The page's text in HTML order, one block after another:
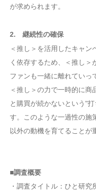
が求められます。
2. 継続性の確保
＜推し＞を活用したキャ
く依存するため、＜推し＞
ファンも一緒に離れていっ
＜推し＞の力で一時的に商
と購買が続かないという"
す。このような一過性の施
以外の動機を育てることが
■調査概要
・調査タイトル：ひと研